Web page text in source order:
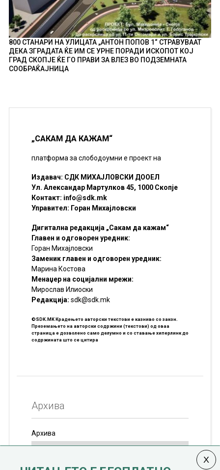
800 СТАНАРИ НА УЛИЦАТА „АНТОН ПОПОВ 1“ СТРАВУВААТ
ДЕКА ЗГРАДАТА ЌЕ ИМ СЕ УРНЕ ПОРАДИ ИСКОПОТ КОЈ
ГРАД СКОПЈЕ ЌЕ ГО ПРАВИ ЗА ВЛЕЗ ВО ПОДЗЕМНАТА
СООБРАЌАЈНИЦА
„САКАМ ДА КАЖАМ“
платформа за слободоумни е проект на
Издавач: СДК МИХАЈЛОВСКИ ДООЕЛ
Ул. Александар Мартулков 45, 1000 Скопје
Контакт: info@sdk.mk
Управител: Горан Михајловски
Дигитална редакција „Сакам да кажам“
Главен и одговорен уредник:
Горан Михајловски
Заменик главен и одговорен уредник:
Марина Костова
Менаџер на социјални мрежи:
Мирослав Илиоски
Редакцијa: sdk@sdk.mk
©SDK.MK Крадењето авторски текстови е казниво со закон.
Преземањето на авторски содржини (текстови) од оваа
страница е дозволено само делумно и со ставање хиперлинк до
содржината што се цитира
Архива
Архива